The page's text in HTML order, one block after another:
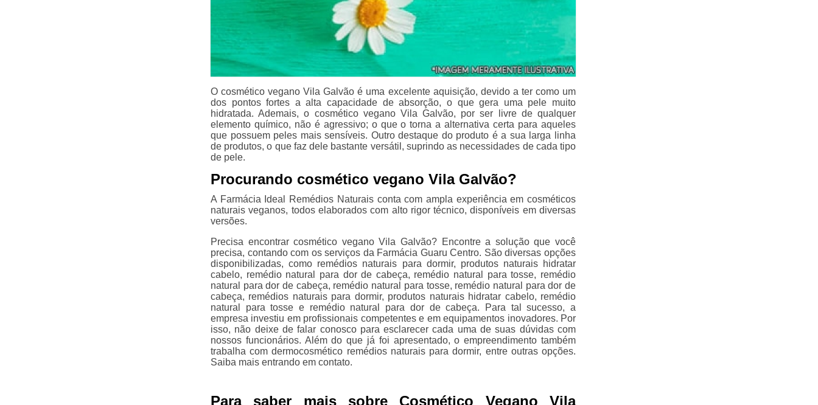
O cosmético vegano Vila Galvão é uma excelente aquisição, devido a ter como um
dos pontos fortes a alta capacidade de absorção, o que gera uma pele muito
hidratada. Ademais, o cosmético vegano Vila Galvão, por ser livre de qualquer
elemento químico, não é agressivo; o que o torna a alternativa certa para aqueles
que possuem peles mais sensíveis. Outro destaque do produto é a sua larga linha
de produtos, o que faz dele bastante versátil, suprindo as necessidades de cada tipo
de pele.
Procurando cosmético vegano Vila Galvão?
A Farmácia Ideal Remédios Naturais conta com ampla experiência em cosméticos
naturais veganos, todos elaborados com alto rigor técnico, disponíveis em diversas
versões.
Precisa encontrar cosmético vegano Vila Galvão? Encontre a solução que você
precisa, contando com os serviços da Farmácia Guaru Centro. São diversas opções
disponibilizadas, como remédios naturais para dormir, produtos naturais hidratar
cabelo, remédio natural para dor de cabeça, remédio natural para tosse, remédio
natural para dor de cabeça, remédio natural para tosse, remédio natural para dor de
cabeça, remédios naturais para dormir, produtos naturais hidratar cabelo, remédio
natural para tosse e remédio natural para dor de cabeça. Para tal sucesso, a
empresa investiu em profissionais competentes e em equipamentos inovadores. Por
isso, não deixe de falar conosco para esclarecer cada uma de suas dúvidas com
nossos funcionários. Além do que já foi apresentado, o empreendimento também
trabalha com dermocosmético remédios naturais para dormir, entre outras opções.
Saiba mais entrando em contato.
Para saber mais sobre Cosmético Vegano Vila